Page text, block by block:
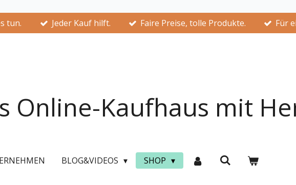
tun. Jeder Kauf hilft. Faire Preise, tolle Produkte. Für
Online-Kaufhaus mit
BLOG&VIDEOS SHOP